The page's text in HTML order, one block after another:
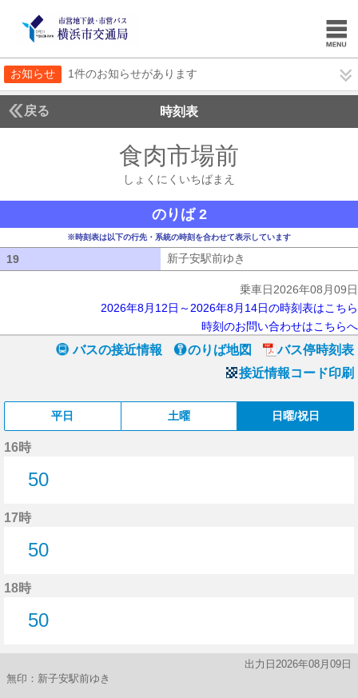
お知らせ 1件のお知らせがあります
戻る 時刻表
食肉市場前
しょくにくいちばまえ
のりば 2
※時刻表は以下の行先・系統の時刻を合わせて表示しています
19 新子安駅前ゆき
乗車日2026年08月09日
2026年8月12日～2026年8月14日の時刻表はこちら
時刻のお問い合わせはこちらへ
バスの接近情報 のりば地図
バス停時刻表
接近情報コード印刷
平日 土曜 日曜/祝日
16時
50
17時
50
18時
50
出力日2026年08月09日
無印：新子安駅前ゆき